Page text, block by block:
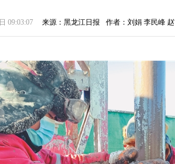
09:03:07 来源：黑龙江日报 作者：刘娟 李民峰